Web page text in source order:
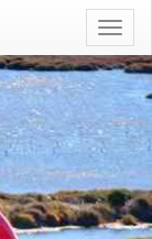
Aç